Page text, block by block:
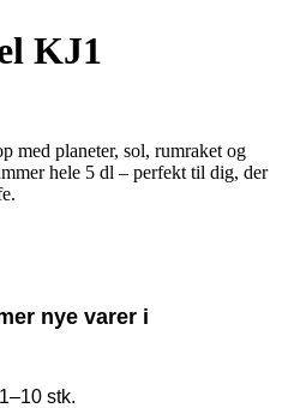
KJ1
med planeter, sol, rumraket og
hele 5 dl – perfekt til dig, der
nye varer i
stk.